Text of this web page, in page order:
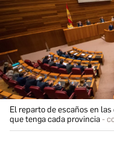
El reparto de escaños en
que tenga cada provincia